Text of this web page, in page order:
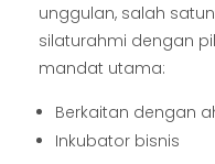
unggulan, salah
silaturahmi dengan
mandat utama:
Berkaitan dengan
Inkubator bisnis